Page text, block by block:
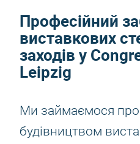
Професійний
виставкових
заходів у
Leipzig
Ми займаємося
будівництвом